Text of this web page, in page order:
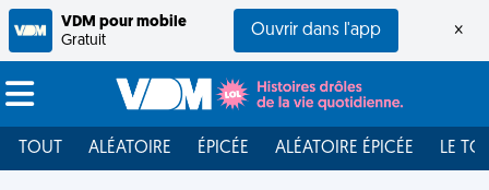
VDM pour mobile
Gratuit
Ouvrir dans l'app ×
TOUT ALÉATOIRE ÉPICÉE ALÉATOIRE ÉPICÉE LE